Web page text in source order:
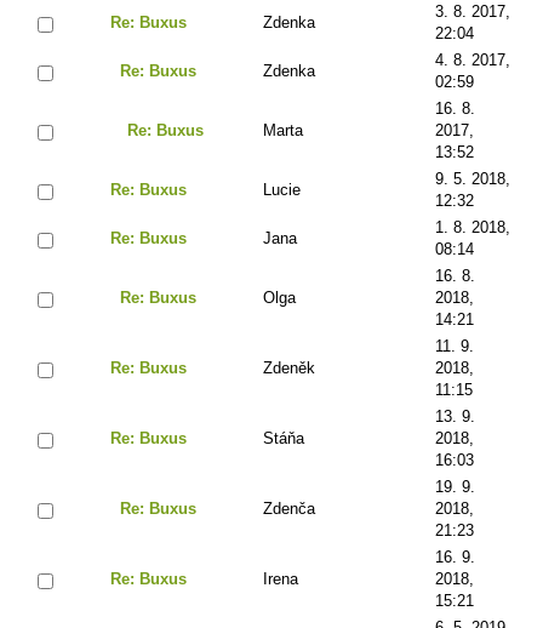
Re: Buxus Zdenka
3. 8. 2017,
22:04
Re: Buxus Zdenka
4. 8. 2017,
02:59
Re: Buxus Marta
16. 8.
2017,
13:52
Re: Buxus Lucie
9. 5. 2018,
12:32
Re: Buxus Jana
1. 8. 2018,
08:14
Re: Buxus Olga
16. 8.
2018,
14:21
Re: Buxus Zdeněk
11. 9.
2018,
11:15
Re: Buxus Stáňa
13. 9.
2018,
16:03
Re: Buxus Zdenča
19. 9.
2018,
21:23
Re: Buxus Irena
16. 9.
2018,
15:21